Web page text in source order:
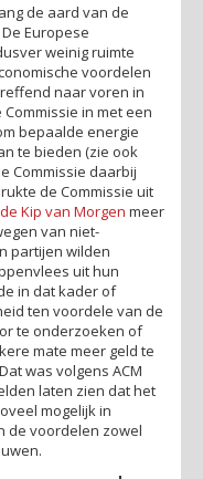
de aard van de
Europese
weinig ruimte
voordelen
naar voren in
in met een
bepaalde energie
te bieden (zie ook
Commissie daarbij
de Commissie uit
de Kip van Morgen meer
van niet-
partijen wilden
uit hun
in dat kader of
ten voordele van de
te onderzoeken of
mate meer geld te
was volgens ACM
laten zien dat het
mogelijk in
de voordelen zowel